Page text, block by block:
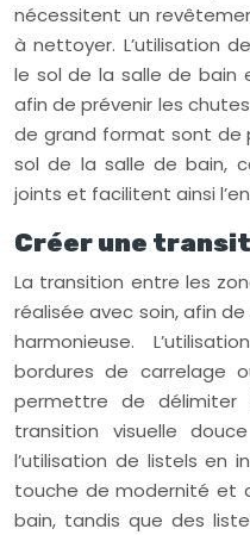
nécessitent un
à nettoyer. L’utilisation
le sol de la salle de
afin de prévenir les
de grand format sont de
sol de la salle de bain,
joints et facilitent ainsi
Créer une
La transition entre les
réalisée avec soin, afin
harmonieuse.
bordures de carrelage
permettre de
transition visuelle
l’utilisation de listels en
touche de modernité et
bain, tandis que des